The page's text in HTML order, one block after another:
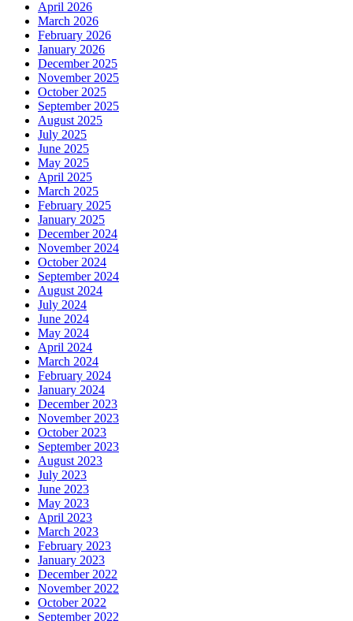
April 2026
March 2026
February 2026
January 2026
December 2025
November 2025
October 2025
September 2025
August 2025
July 2025
June 2025
May 2025
April 2025
March 2025
February 2025
January 2025
December 2024
November 2024
October 2024
September 2024
August 2024
July 2024
June 2024
May 2024
April 2024
March 2024
February 2024
January 2024
December 2023
November 2023
October 2023
September 2023
August 2023
July 2023
June 2023
May 2023
April 2023
March 2023
February 2023
January 2023
December 2022
November 2022
October 2022
September 2022